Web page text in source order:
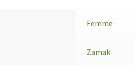
Femme
Zamak